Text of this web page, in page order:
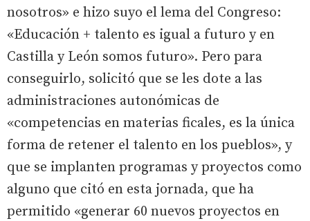
nosotros» e hizo suyo el lema del Congreso:
«Educación + talento es igual a futuro y en
Castilla y León somos futuro». Pero para
conseguirlo, solicitó que se les dote a las
administraciones autonómicas de
«competencias en materias ficales, es la única
forma de retener el talento en los pueblos», y
que se implanten programas y proyectos como
alguno que citó en esta jornada, que ha
permitido «generar 60 nuevos proyectos en